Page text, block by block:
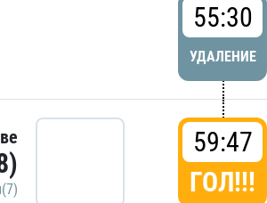
55:30
УДАЛЕНИЕ
59:47
ГОЛ!!!